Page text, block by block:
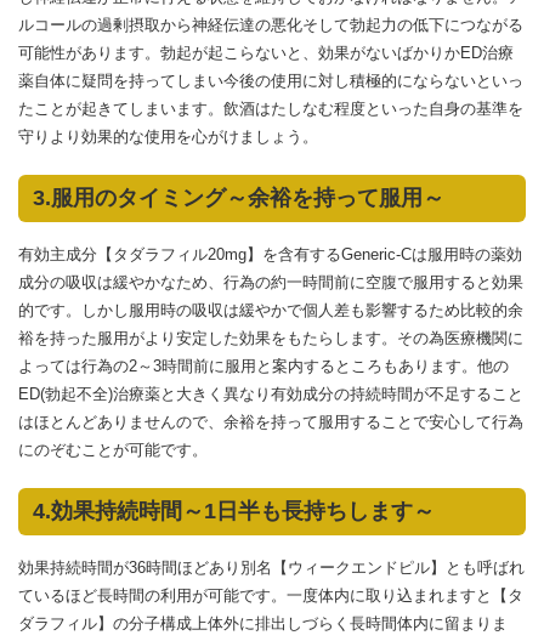
ルコールの過剰摂取から神経伝達の悪化そして勃起力の低下につながる
可能性があります。勃起が起こらないと、効果がないばかりかED治療
薬自体に疑問を持ってしまい今後の使用に対し積極的にならないといっ
たことが起きてしまいます。飲酒はたしなむ程度といった自身の基準を
守りより効果的な使用を心がけましょう。
3.服用のタイミング～余裕を持って服用～
有効主成分【タダラフィル20mg】を含有するGeneric-Cは服用時の薬効
成分の吸収は緩やかなため、行為の約一時間前に空腹で服用すると効果
的です。しかし服用時の吸収は緩やかで個人差も影響するため比較的余
裕を持った服用がより安定した効果をもたらします。その為医療機関に
よっては行為の2～3時間前に服用と案内するところもあります。他の
ED(勃起不全)治療薬と大きく異なり有効成分の持続時間が不足すること
はほとんどありませんので、余裕を持って服用することで安心して行為
にのぞむことが可能です。
4.効果持続時間～1日半も長持ちします～
効果持続時間が36時間ほどあり別名【ウィークエンドピル】とも呼ばれ
ているほど長時間の利用が可能です。一度体内に取り込まれますと【タ
ダラフィル】の分子構成上体外に排出しづらく長時間体内に留まりま